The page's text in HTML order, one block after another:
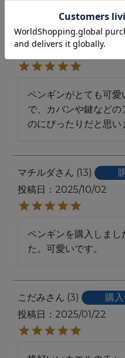
スンジ 5 購
投稿日
2026/06/29
ペンギンがとても可
で、カバンや鍵など
のにぴったりだと思い
マチルダ 13
投稿日
2025/10/02
ペンギンを購入しま
た。可愛いです。
こだみ 3 購
投稿日
2025/01/22